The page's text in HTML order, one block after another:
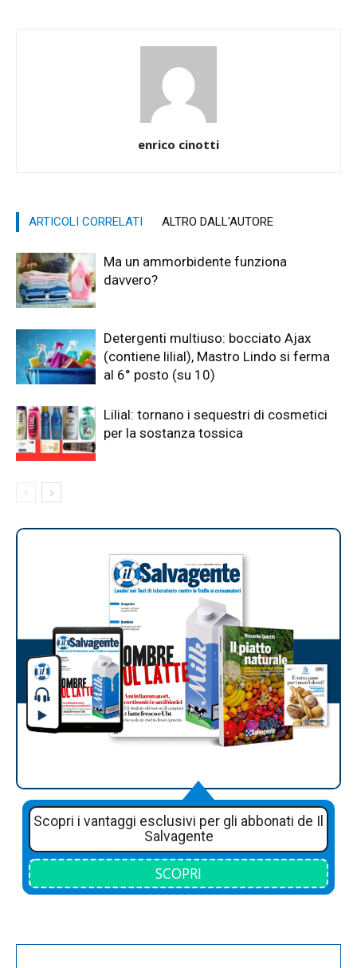
enrico cinotti
ARTICOLI CORRELATI ALTRO DALL'AUTORE
Ma un ammorbidente funziona
davvero?
Detergenti multiuso: bocciato Ajax
(contiene lilial), Mastro Lindo si ferma
al 6° posto (su 10)
Lilial: tornano i sequestri di cosmetici
per la sostanza tossica
Scopri i vantaggi esclusivi per gli abbonati de Il
Salvagente
SCOPRI